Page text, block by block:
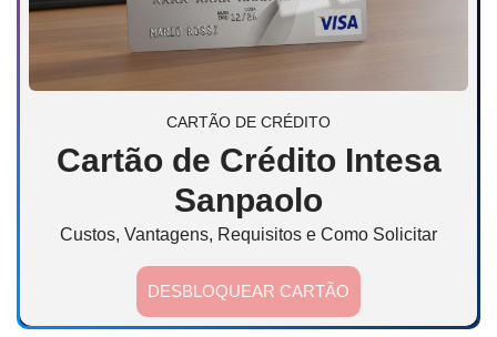
CARTÃO DE CRÉDITO
Cartão de Crédito Intesa
Sanpaolo
Custos, Vantagens, Requisitos e Como Solicitar
DESBLOQUEAR CARTÃO